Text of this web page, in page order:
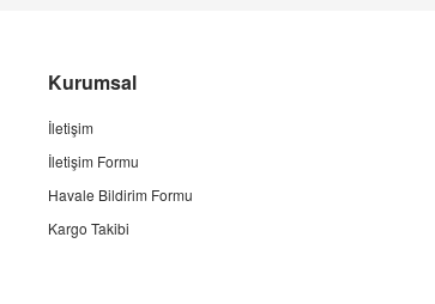
Kurumsal
İletişim
İletişim Formu
Havale Bildirim Formu
Kargo Takibi